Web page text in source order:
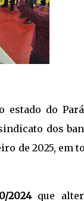
do
dos
de 2025, em
2024que